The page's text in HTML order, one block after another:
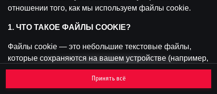
отношении того, как мы используем файлы cookie.
1. ЧТО ТАКОЕ ФАЙЛЫ COOKIE?
Файлы cookie — это небольшие текстовые файлы,
которые сохраняются на вашем устройстве (например,
на компьютере, мобильном телефоне или планшете)
при посещении наших веб-сайтов. Размещение
Принять всё